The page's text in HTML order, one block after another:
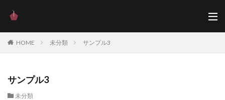
HOME 未分類 サンプル3
サンプル3
未分類